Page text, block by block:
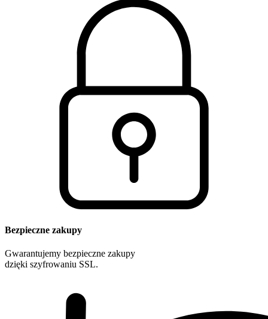
Bezpieczne zakupy
Gwarantujemy bezpieczne zakupy
dzięki szyfrowaniu SSL.